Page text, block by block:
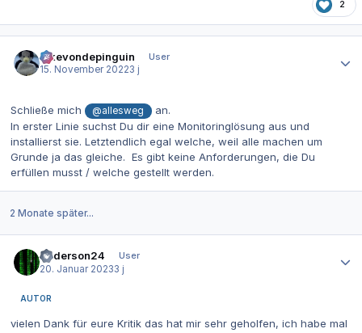
2
ickevondepinguin
User
15. November 20223 j
Schließe mich @allesweg
an.
In erster Linie suchst Du dir eine Monitoringlösung aus und
installierst sie. Letztendlich egal welche, weil alle machen um
Grunde ja das gleiche. Es gibt keine Anforderungen, die Du
erfüllen musst / welche gestellt werden.
2 Monate später...
Anderson24
User
20. Januar 20233 j
AUTOR
vielen Dank für eure Kritik das hat mir sehr geholfen, ich habe mal